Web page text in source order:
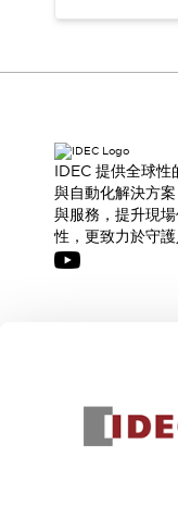
IDEC 提供全球性
與自動化解決方
與服務，提升現
性，更致力於守護